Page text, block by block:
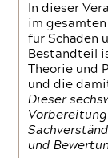
In dieser
im
für Schäden
Bestandteil
Theorie und
und die
Dieser
und